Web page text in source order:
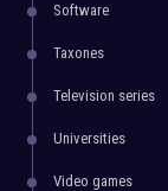
Software
Taxones
Television series
Universities
Video games